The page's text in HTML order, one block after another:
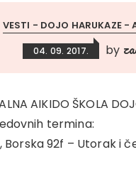
VESTI - DOJO HARUKAZE -
04. 09. 2017. by
AIKIDO ŠKOLA
termina:
Borska 92f – Utorak i